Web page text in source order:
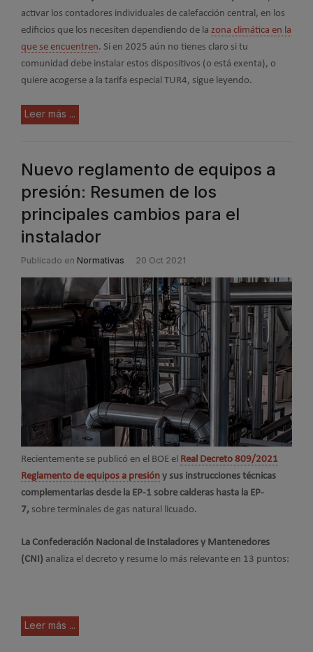
activar los contadores individuales de calefacción central, en los
edificios que los necesiten dependiendo de la zona climática en la
que se encuentren. Si en 2025 aún no tienes claro si tu
comunidad debe instalar estos dispositivos (o está exenta), o
quiere acogerse a la tarifa especial TUR4, sigue leyendo.
Leer más ...
Nuevo reglamento de equipos a
presión: Resumen de los
principales cambios para el
instalador
Publicado en Normativas 20 Oct 2021
Recientemente se publicó en el BOE el Real Decreto 809/2021
Reglamento de equipos a presión y sus instrucciones técnicas
complementarias desde la EP-1 sobre calderas hasta la EP-
7, sobre terminales de gas natural licuado.
La Confederación Nacional de Instaladores y Mantenedores
(CNI) analiza el decreto y resume lo más relevante en 13 puntos:
Leer más ...